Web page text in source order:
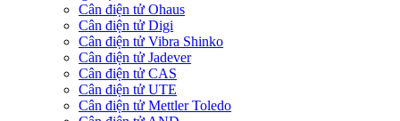
Cân điện tử Ohaus
Cân điện tử Digi
Cân điện tử Vibra Shinko
Cân điện tử Jadever
Cân điện tử CAS
Cân điện tử UTE
Cân điện tử Mettler Toledo